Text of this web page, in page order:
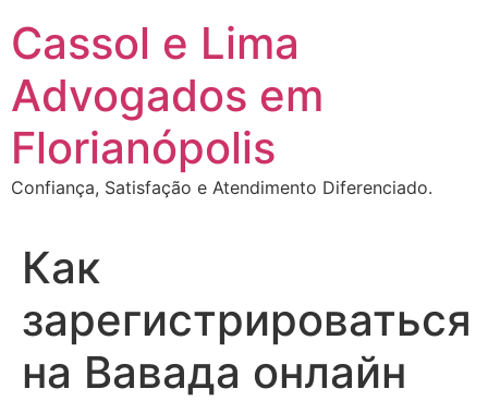
para
conteúdo
Cassol e Lima
Advogados em
Florianópolis
Confiança, Satisfação e Atendimento Diferenciado.
Как
зарегистрироваться
на Вавада онлайн